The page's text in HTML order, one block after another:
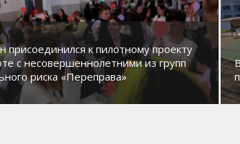
идет обустройство новых детских
в микрорайонах.